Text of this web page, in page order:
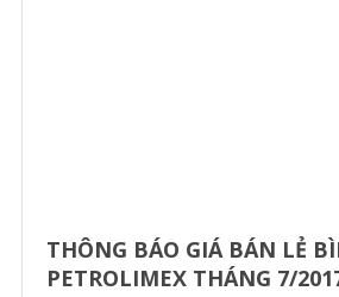
THÔNG BÁO GIÁ BÁN LẺ
PETROLIMEX THÁNG 7/